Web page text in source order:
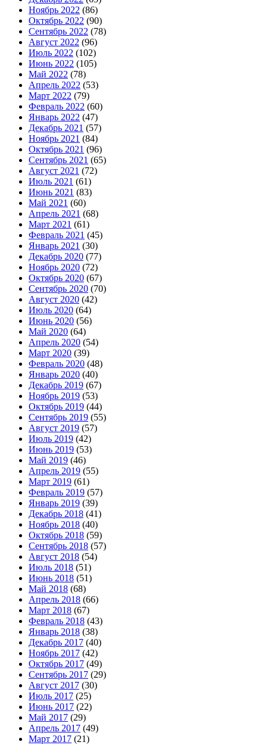
Ноябрь 2022 (86)
Октябрь 2022 (90)
Сентябрь 2022 (78)
Август 2022 (96)
Июль 2022 (102)
Июнь 2022 (105)
Май 2022 (78)
Апрель 2022 (53)
Март 2022 (79)
Февраль 2022 (60)
Январь 2022 (47)
Декабрь 2021 (57)
Ноябрь 2021 (84)
Октябрь 2021 (96)
Сентябрь 2021 (65)
Август 2021 (72)
Июль 2021 (61)
Июнь 2021 (83)
Май 2021 (60)
Апрель 2021 (68)
Март 2021 (61)
Февраль 2021 (45)
Январь 2021 (30)
Декабрь 2020 (77)
Ноябрь 2020 (72)
Октябрь 2020 (67)
Сентябрь 2020 (70)
Август 2020 (42)
Июль 2020 (64)
Июнь 2020 (56)
Май 2020 (64)
Апрель 2020 (54)
Март 2020 (39)
Февраль 2020 (48)
Январь 2020 (40)
Декабрь 2019 (67)
Ноябрь 2019 (53)
Октябрь 2019 (44)
Сентябрь 2019 (55)
Август 2019 (57)
Июль 2019 (42)
Июнь 2019 (53)
Май 2019 (46)
Апрель 2019 (55)
Март 2019 (61)
Февраль 2019 (57)
Январь 2019 (39)
Декабрь 2018 (41)
Ноябрь 2018 (40)
Октябрь 2018 (59)
Сентябрь 2018 (57)
Август 2018 (54)
Июль 2018 (51)
Июнь 2018 (51)
Май 2018 (68)
Апрель 2018 (66)
Март 2018 (67)
Февраль 2018 (43)
Январь 2018 (38)
Декабрь 2017 (40)
Ноябрь 2017 (42)
Октябрь 2017 (49)
Сентябрь 2017 (29)
Август 2017 (30)
Июль 2017 (25)
Июнь 2017 (22)
Май 2017 (29)
Апрель 2017 (49)
Март 2017 (21)